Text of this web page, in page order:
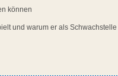
können
und warum er als